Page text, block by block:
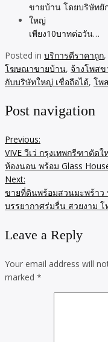
เพียง10บาทต่อวัน…
Posted in บริการดีราคาถูก,
โฆษณาขายบ้าน, จ้างโพส
กับบริษัทใหญ่ เชื่อถือได้, โพ
Post navigation
Previous:
VIVE วีเว่ กรุงเทพกรีฑาตั
ห้องนอน พร้อม Glass
Next:
ขายที่ดินพร้อมสวนมะพร้าว
บรรยากาศร่มรื่น สวยงาม โ
Leave a Reply
Your email address will
marked *